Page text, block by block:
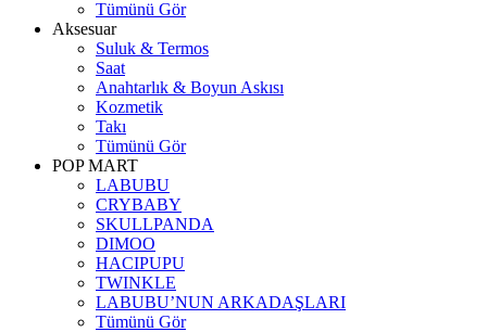
Tümünü Gör
Aksesuar
Suluk & Termos
Saat
Anahtarlık & Boyun Askısı
Kozmetik
Takı
Tümünü Gör
POP MART
LABUBU
CRYBABY
SKULLPANDA
DIMOO
HACIPUPU
TWINKLE
LABUBU’NUN ARKADAŞLARI
Tümünü Gör